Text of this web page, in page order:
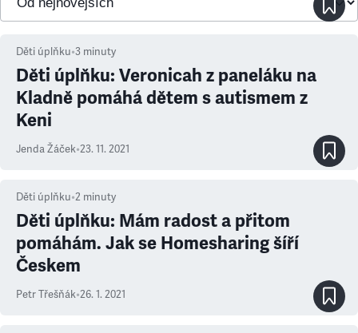
Děti úplňku•3 minuty
Děti úplňku: Veronicah z paneláku na
Kladně pomáhá dětem s autismem z
Keni
Jenda Žáček•23. 11. 2021
Děti úplňku•2 minuty
Děti úplňku: Mám radost a přitom
pomáhám. Jak se Homesharing šíří
Českem
Petr Třešňák•26. 1. 2021